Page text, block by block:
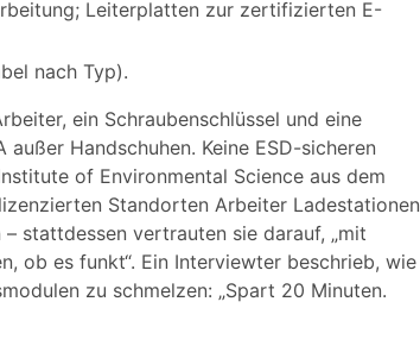
Leiterplatten zur zertifizierten E-
nach Typ).
ein Schraubenschlüssel und eine
außer Handschuhen. Keine ESD-sicheren
of Environmental Science aus dem
Standorten Arbeiter Ladestationen
stattdessen vertrauten sie darauf, „mit
ob es funkt“. Ein Interviewter beschrieb, wie
zu schmelzen: „Spart 20 Minuten.